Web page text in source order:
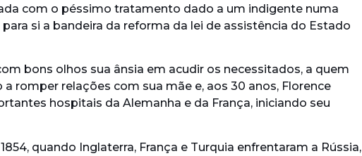
com o péssimo tratamento dado a um indigente numa
si a bandeira da reforma da lei de assistência do Estado
bons olhos sua ânsia em acudir os necessitados, a quem
romper relações com sua mãe e, aos 30 anos, Florence
hospitais da Alemanha e da França, iniciando seu
quando Inglaterra, França e Turquia enfrentaram a Rússia,